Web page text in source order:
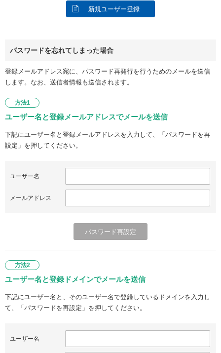
新規ユーザー登録
パスワードを忘れてしまった場合
登録メールアドレス宛に、パスワード再発行を行うためのメールを送信
します。なお、送信者情報も送信されます。
方法1
ユーザー名と登録メールアドレスでメールを送信
下記にユーザー名と登録メールアドレスを入力して、「パスワードを再
設定」を押してください。
ユーザー名
メールアドレス
方法2
ユーザー名と登録ドメインでメールを送信
下記にユーザー名と、そのユーザー名で登録しているドメインを入力し
て、「パスワードを再設定」を押してください。
ユーザー名